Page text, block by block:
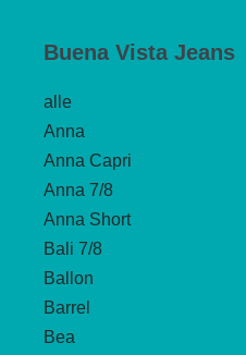
Buena Vista Jeans
alle
Anna
Anna Capri
Anna 7/8
Anna Short
Bali 7/8
Ballon
Barrel
Bea